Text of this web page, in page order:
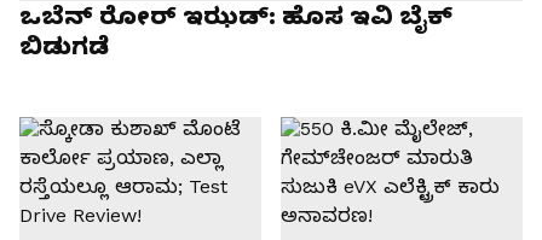
ಒಬೆನ್ ರೋರ್ ಇಝಡ್: ಹೊಸ ಇವಿ ಬೈಕ್
ಬಿಡುಗಡೆ